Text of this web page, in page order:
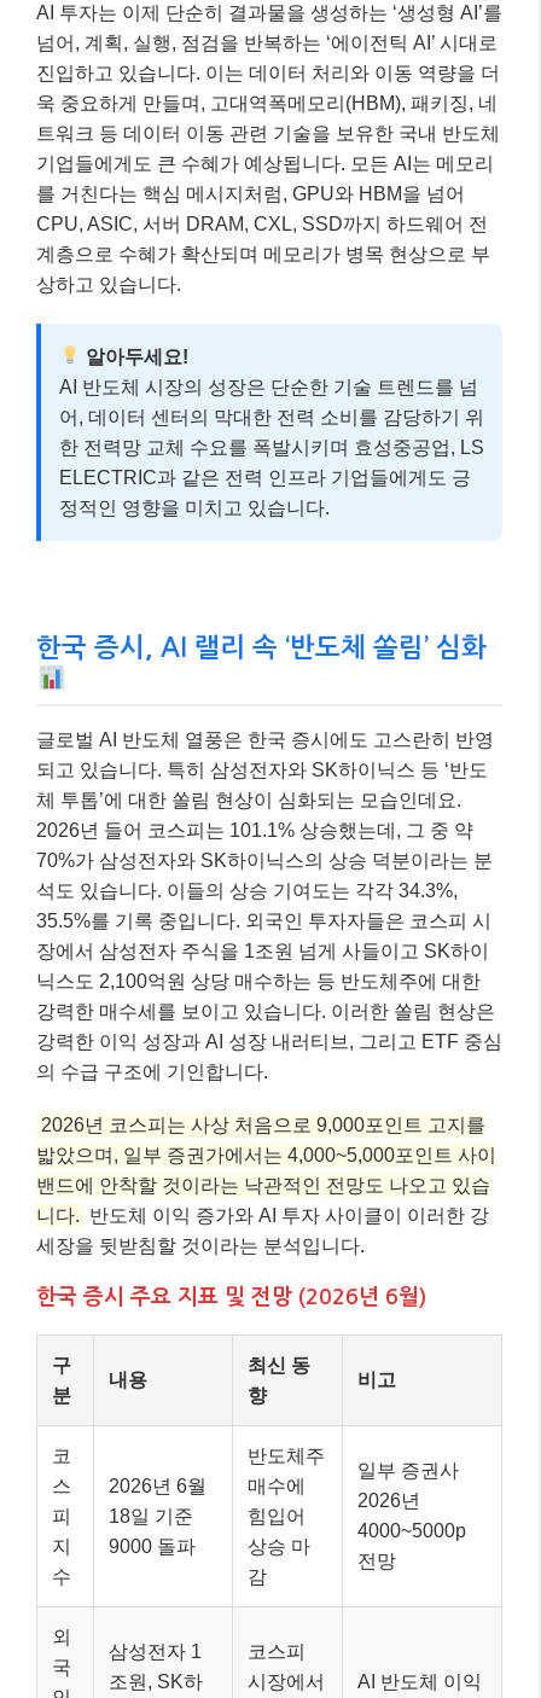
AI 투자는 이제 단순히 결과물을 생성하는 ‘생성형 AI’를
넘어, 계획, 실행, 점검을 반복하는 ‘에이전틱 AI’ 시대로
진입하고 있습니다. 이는 데이터 처리와 이동 역량을 더
욱 중요하게 만들며, 고대역폭메모리(HBM), 패키징, 네
트워크 등 데이터 이동 관련 기술을 보유한 국내 반도체
기업들에게도 큰 수혜가 예상됩니다. 모든 AI는 메모리
를 거친다는 핵심 메시지처럼, GPU와 HBM을 넘어
CPU, ASIC, 서버 DRAM, CXL, SSD까지 하드웨어 전
계층으로 수혜가 확산되며 메모리가 병목 현상으로 부
상하고 있습니다.
알아두세요!
AI 반도체 시장의 성장은 단순한 기술 트렌드를 넘
어, 데이터 센터의 막대한 전력 소비를 감당하기 위
한 전력망 교체 수요를 폭발시키며 효성중공업, LS
ELECTRIC과 같은 전력 인프라 기업들에게도 긍
정적인 영향을 미치고 있습니다.
한국 증시, AI 랠리 속 ‘반도체 쏠림’ 심화
글로벌 AI 반도체 열풍은 한국 증시에도 고스란히 반영
되고 있습니다. 특히 삼성전자와 SK하이닉스 등 ‘반도
체 투톱’에 대한 쏠림 현상이 심화되는 모습인데요.
2026년 들어 코스피는 101.1% 상승했는데, 그 중 약
70%가 삼성전자와 SK하이닉스의 상승 덕분이라는 분
석도 있습니다. 이들의 상승 기여도는 각각 34.3%,
35.5%를 기록 중입니다. 외국인 투자자들은 코스피 시
장에서 삼성전자 주식을 1조원 넘게 사들이고 SK하이
닉스도 2,100억원 상당 매수하는 등 반도체주에 대한
강력한 매수세를 보이고 있습니다. 이러한 쏠림 현상은
강력한 이익 성장과 AI 성장 내러티브, 그리고 ETF 중심
의 수급 구조에 기인합니다.
2026년 코스피는 사상 처음으로 9,000포인트 고지를
밟았으며, 일부 증권가에서는 4,000~5,000포인트 사이
밴드에 안착할 것이라는 낙관적인 전망도 나오고 있습
니다. 반도체 이익 증가와 AI 투자 사이클이 이러한 강
세장을 뒷받침할 것이라는 분석입니다.
한국 증시 주요 지표 및 전망 (2026년 6월)
구
분
내용
최신 동
향
비고
코
스
피
지
수
2026년 6월
18일 기준
9000 돌파
반도체주
매수에
힘입어
상승 마
감
일부 증권사
2026년
4000~5000p
전망
외
국
삼성전자 1
조원, SK하
코스피
시장에서
AI 반도체 이익